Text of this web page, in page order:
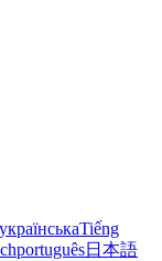
українськаTiếng
português日本語